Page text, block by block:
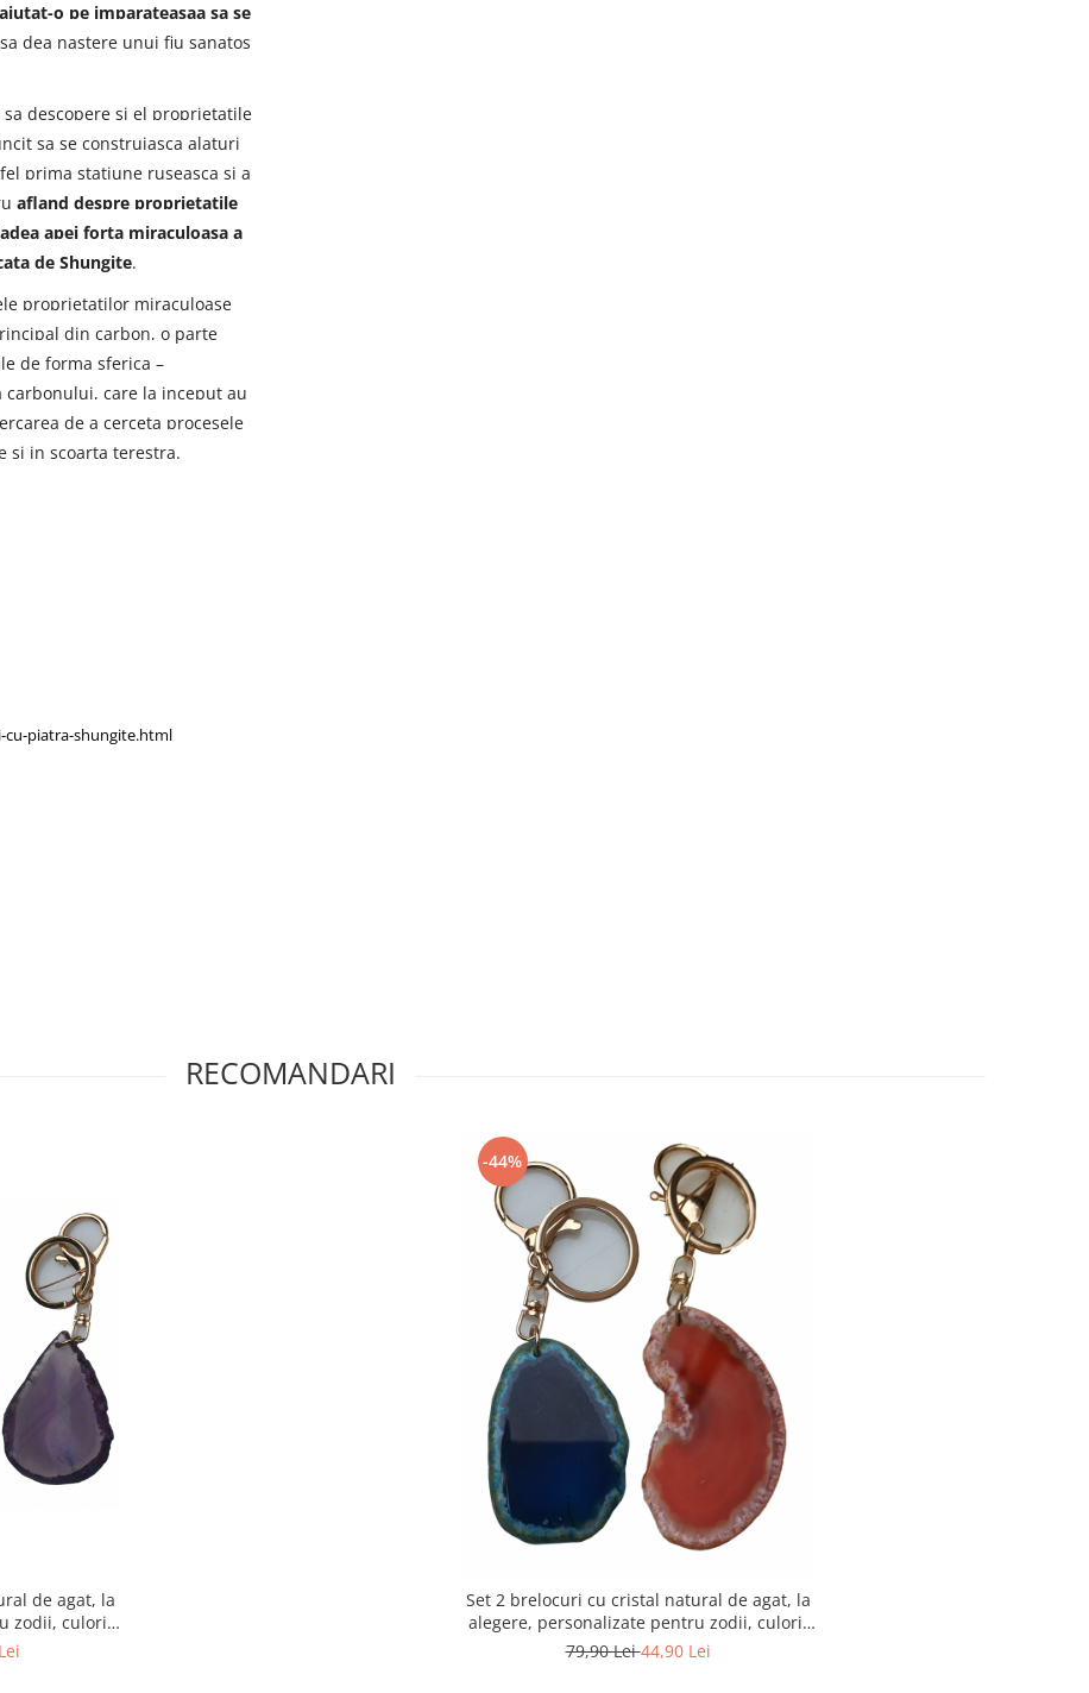
o pe imparateasaa sa se
dea nastere unui fiu sanatos
descopere si el proprietatile
sa se construiasca alaturi
prima statiune ruseasca si a
afland despre proprietatile
apei forta miraculoasa a
de Shungite.
proprietatilor miraculoase
din carbon, o parte
de forma sferica –
care la inceput au
de a cerceta procesele
si in scoarta terestra.
piatra-shungite.html
RECOMANDARI
de agat, la
zodii, culori,
-44%
Set 2 brelocuri cu cristal natural de agat, la
alegere, personalizate pentru zodii, culori,
chakre
79,90 Lei44,90 Lei